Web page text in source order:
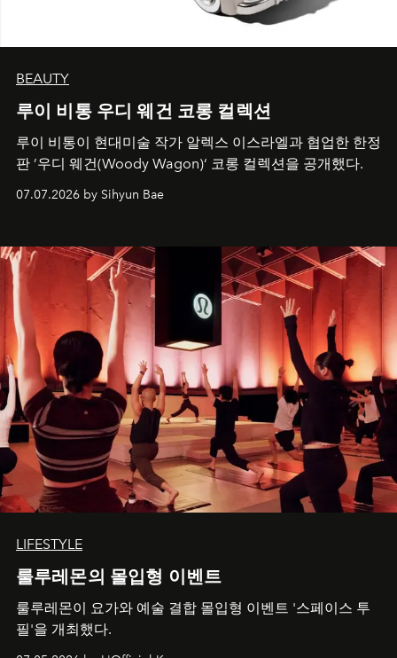
BEAUTY
루이 비통 우디 웨건 코롱 컬렉션
루이 비통이 현대미술 작가 알렉스 이스라엘과 협업한 한정
판 ’우디 웨건(Woody Wagon)‘ 코롱 컬렉션을 공개했다.
07.07.2026 by Sihyun Bae
LIFESTYLE
룰루레몬의 몰입형 이벤트
룰루레몬이 요가와 예술 결합 몰입형 이벤트 '스페이스 투
필'을 개최했다.